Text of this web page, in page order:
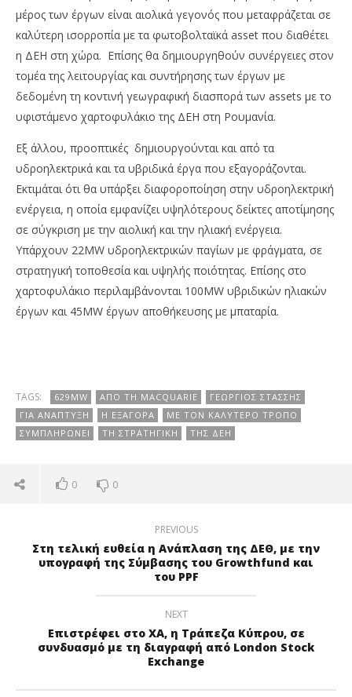
μέρος των έργων είναι αιολικά γεγονός που μεταφράζεται σε
καλύτερη ισορροπία με τα φωτοβολταϊκά asset που διαθέτει
η ΔΕΗ στη χώρα. Επίσης θα δημιουργηθούν συνέργειες στον
τομέα της λειτουργίας και συντήρησης των έργων με
δεδομένη τη κοντινή γεωγραφική διασπορά των assets με το
υφιστάμενο χαρτοφυλάκιο της ΔΕΗ στη Ρουμανία.
Εξ άλλου, προοπτικές δημιουργούνται και από τα
υδροηλεκτρικά και τα υβριδικά έργα που εξαγοράζονται.
Εκτιμάται ότι θα υπάρξει διαφοροποίηση στην υδροηλεκτρική
ενέργεια, η οποία εμφανίζει υψηλότερους δείκτες αποτίμησης
σε σύγκριση με την αιολική και την ηλιακή ενέργεια.
Υπάρχουν 22MW υδροηλεκτρικών παγίων με φράγματα, σε
στρατηγική τοποθεσία και υψηλής ποιότητας. Επίσης στο
χαρτοφυλάκιο περιλαμβάνονται 100MW υβριδικών ηλιακών
έργων και 45MW έργων αποθήκευσης με μπαταρία.
TAGS: 629MW ΑΠΌ ΤΗ MACQUARIE
ΓΕΏΡΓΙΟΣ ΣΤΆΣΣΗΣ
ΓΙΑ ΑΝΆΠΤΥΞΗ
Η ΕΞΑΓΟΡΆ
ΜΕ ΤΟΝ ΚΑΛΎΤΕΡΟ ΤΡΌΠΟ
ΣΥΜΠΛΗΡΏΝΕΙ
ΤΗ ΣΤΡΑΤΗΓΙΚΉ ΤΗΣ ΔΕΗ
0 0
PREVIOUS
Στη τελική ευθεία η Ανάπλαση της ΔΕΘ, με την
υπογραφή της Σύμβασης του Growthfund και
του PPF
NEXT
Επιστρέφει στο ΧA, η Τράπεζα Κύπρου, σε
συνδυασμό με τη διαγραφή από London Stock
Exchange